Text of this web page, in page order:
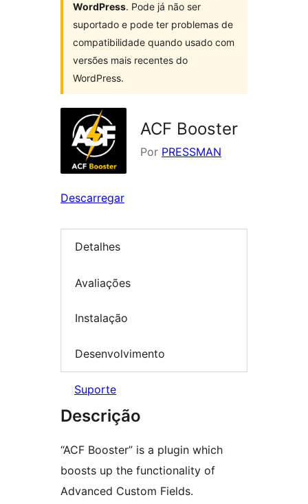
WordPress. Pode já não ser
suportado e pode ter problemas de
compatibilidade quando usado com
versões mais recentes do
WordPress.
ACF Booster
Por PRESSMAN
Descarregar
Detalhes
Avaliações
Instalação
Desenvolvimento
Suporte
Descrição
“ACF Booster” is a plugin which
boosts up the functionality of
Advanced Custom Fields.